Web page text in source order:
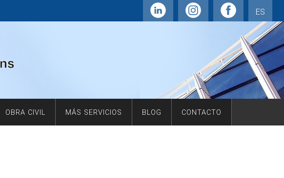
ES
OBRA CIVIL MÁS SERVICIOS BLOG CONTACTO